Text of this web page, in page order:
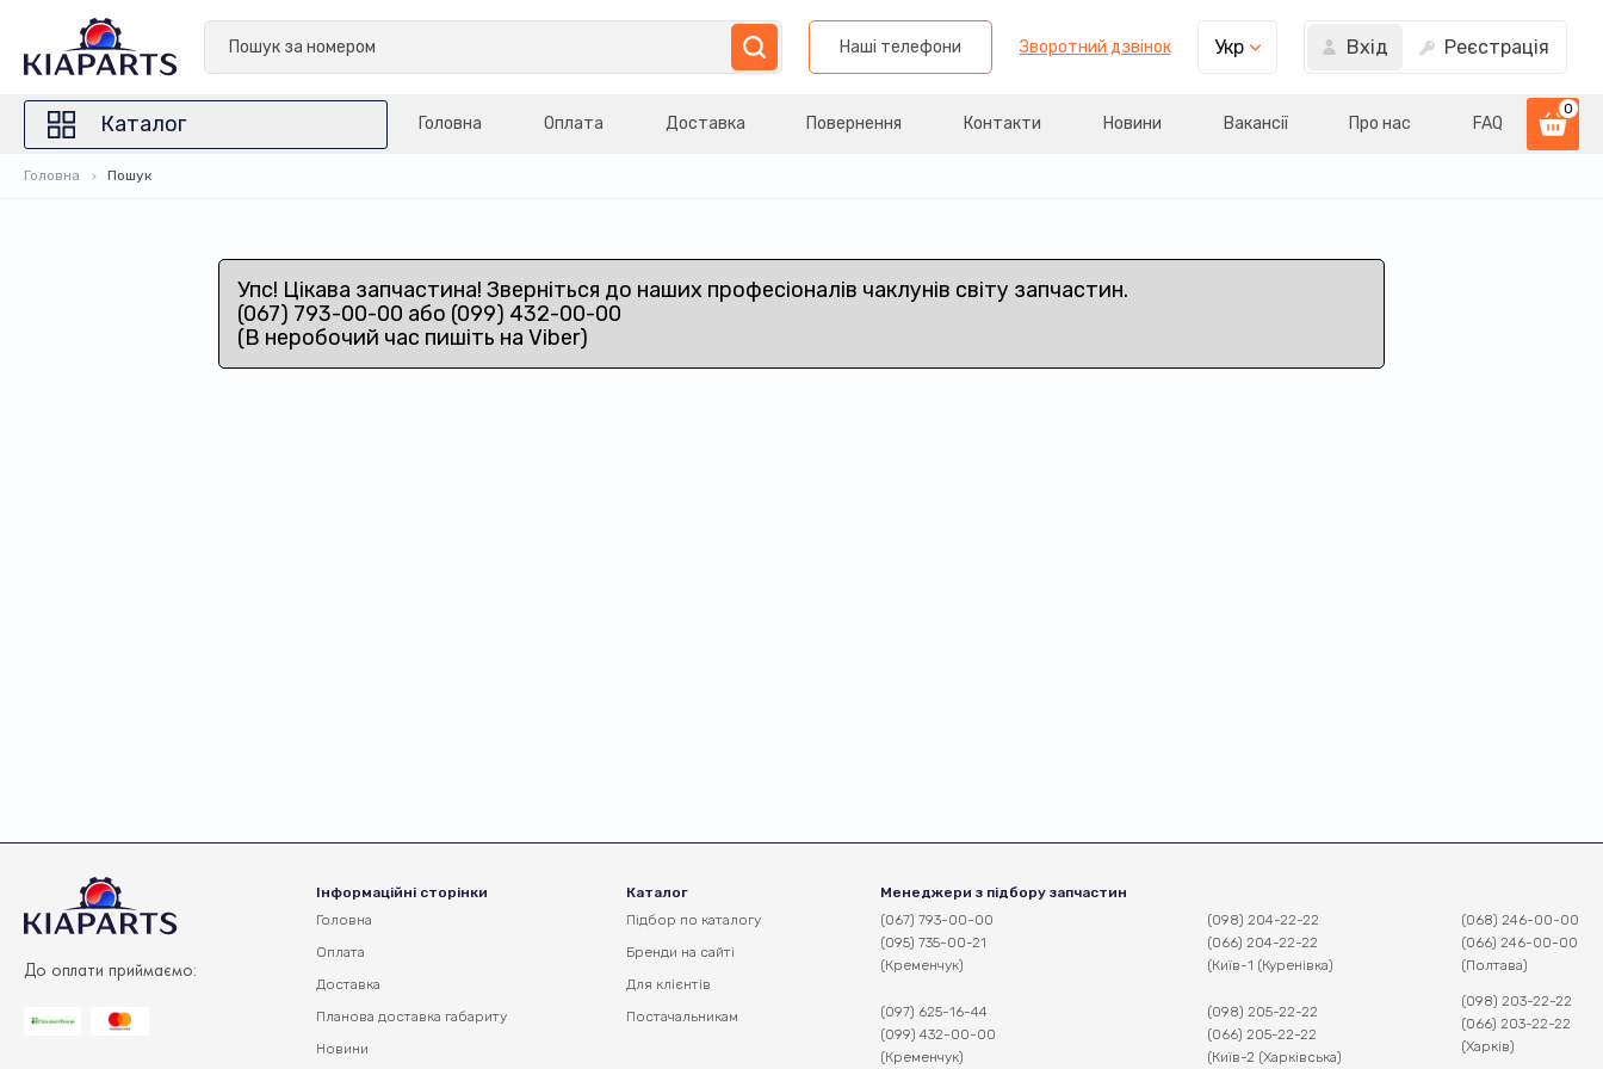
Наші телефони Зворотний дзвінок Укр Вхід Реєстрація
Каталог Головна Оплата Доставка Повернення Контакти Новини Вакансії Про нас FAQ
0
Головна Пошук
Упс! Цікава запчастина! Зверніться до наших професіоналів чаклунів світу запчастин.
(067) 793-00-00 або (099) 432-00-00
(В неробочий час пишіть на Viber)
До оплати приймаємо:
Інформаційні сторінки
Головна
Оплата
Доставка
Планова доставка габариту
Новини
Каталог
Підбор по каталогу
Бренди на сайті
Для клієнтів
Постачальникам
Менеджери з підбору запчастин
(067) 793-00-00
(095) 735-00-21
(Кременчук)
(097) 625-16-44
(099) 432-00-00
(Кременчук)
(098) 204-22-22
(066) 204-22-22
(Київ-1 (Куренівка)
(098) 205-22-22
(066) 205-22-22
(Київ-2 (Харківська)
(068) 246-00-00
(066) 246-00-00
(Полтава)
(098) 203-22-22
(066) 203-22-22
(Харків)